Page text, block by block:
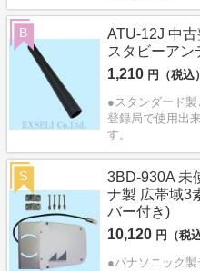
ATU-12J 中
スタビーアン
1,210 円（税込）
●スタンダード
登録局で使用出
す。
B
3BD-930A 未
ナ製 広帯域3
バー付き)
10,120 円（税込
●パナソニック
S